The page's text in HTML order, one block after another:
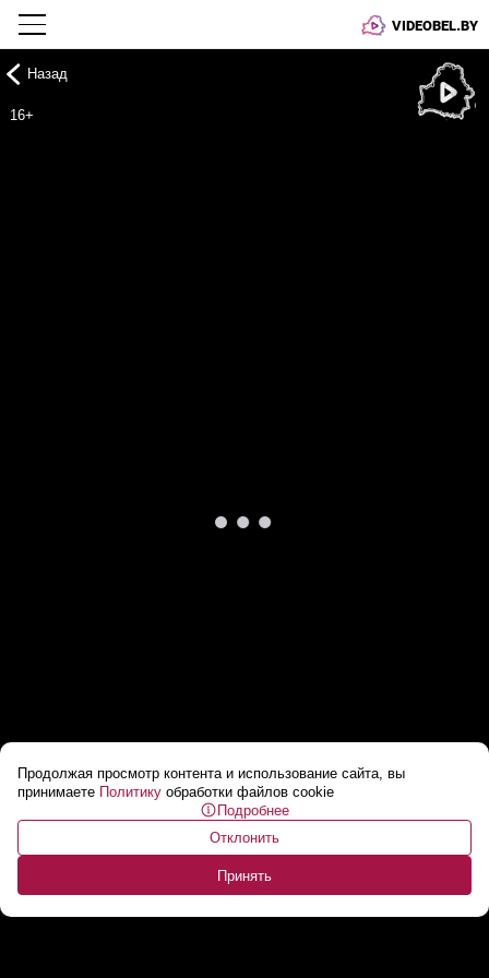
VIDEOBEL.BY
Продолжая просмотр контента и использование сайта, вы
принимаете Политику обработки файлов cookie
Подробнее
Отклонить
Принять
Назад
16+
Около тысячи человек оказались в ловушке
на Эвересте...